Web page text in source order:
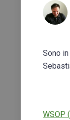
Sono
WSOP